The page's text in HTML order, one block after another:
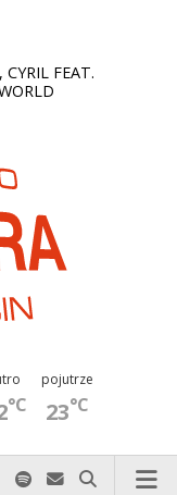
FEAT.
°C
pojutrze
23°C
nas zadzwoń
Facebook-u
na Xnas na Instagram-ie
Odwiedź nas na TikTok-u
Szukaj nas na Spotify
Wyślij do nas
Szukaj